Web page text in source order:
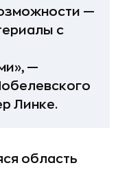
—
с
—
Линке.
область